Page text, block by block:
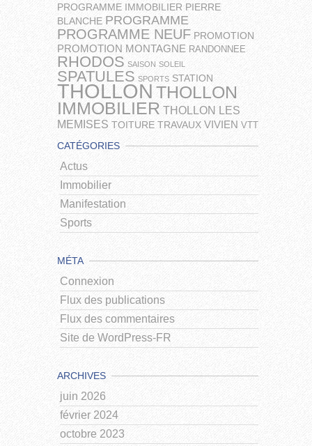
PROGRAMME IMMOBILIER PIERRE
BLANCHE PROGRAMME
PROGRAMME NEUF PROMOTION
PROMOTION MONTAGNE RANDONNEE
RHODOS SAISON SOLEIL
SPATULES SPORTS STATION
THOLLON THOLLON
IMMOBILIER THOLLON LES
MEMISES TOITURE TRAVAUX VIVIEN VTT
CATÉGORIES
Actus
Immobilier
Manifestation
Sports
MÉTA
Connexion
Flux des publications
Flux des commentaires
Site de WordPress-FR
ARCHIVES
juin 2026
février 2024
octobre 2023